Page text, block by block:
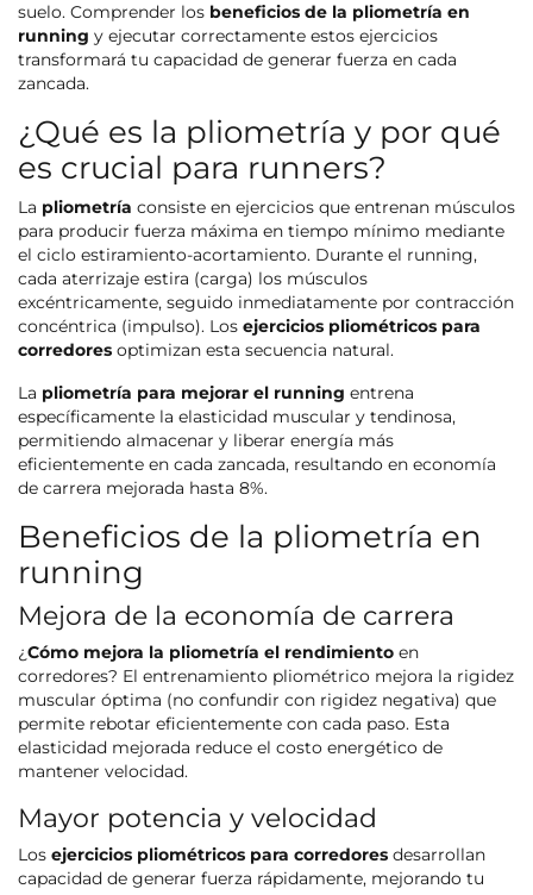
suelo. Comprender los beneficios de la pliometría en
running y ejecutar correctamente estos ejercicios
transformará tu capacidad de generar fuerza en cada
zancada.
¿Qué es la pliometría y por qué
es crucial para runners?
La pliometría consiste en ejercicios que entrenan músculos
para producir fuerza máxima en tiempo mínimo mediante
el ciclo estiramiento-acortamiento. Durante el running,
cada aterrizaje estira (carga) los músculos
excéntricamente, seguido inmediatamente por contracción
concéntrica (impulso). Los ejercicios pliométricos para
corredores optimizan esta secuencia natural.
La pliometría para mejorar el running entrena
específicamente la elasticidad muscular y tendinosa,
permitiendo almacenar y liberar energía más
eficientemente en cada zancada, resultando en economía
de carrera mejorada hasta 8%.
Beneficios de la pliometría en
running
Mejora de la economía de carrera
¿Cómo mejora la pliometría el rendimiento en
corredores? El entrenamiento pliométrico mejora la rigidez
muscular óptima (no confundir con rigidez negativa) que
permite rebotar eficientemente con cada paso. Esta
elasticidad mejorada reduce el costo energético de
mantener velocidad.
Mayor potencia y velocidad
Los ejercicios pliométricos para corredores desarrollan
capacidad de generar fuerza rápidamente, mejorando tu